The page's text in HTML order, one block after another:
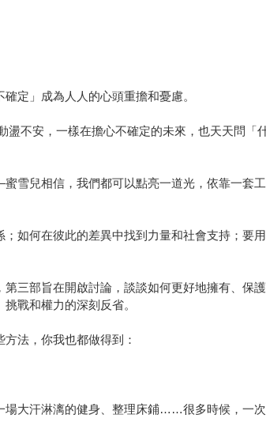
定」成為人人的心頭重擔和憂慮。
盪不安，一樣在擔心不確定的未來，也天天問「
雪兒相信，我們都可以點亮一道光，依靠一套
如何在彼此的差異中找到力量和社會支持；要
三部旨在開啟討論，談談如何更好地擁有、保
戰和權力的深刻反省。
法，你我也都做得到：
場大汗淋漓的健身、整理床鋪……很多時候，一